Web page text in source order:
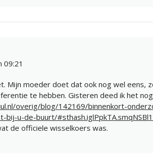
09:21
Mijn moeder doet dat ook nog wel eens,
te hebben. Gisteren deed ik het
overig/blog/142169/binnenkort-
bij-u-de-buurt/
de officiele wisselkoers was.